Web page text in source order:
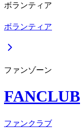
ボランティア
ボランティア
ファンゾーン
FANCLUB
ファンクラブ